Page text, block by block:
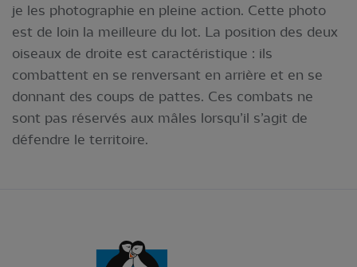
je les photographie en pleine action. Cette photo
est de loin la meilleure du lot. La position des deux
oiseaux de droite est caractéristique : ils
combattent en se renversant en arrière et en se
donnant des coups de pattes. Ces combats ne
sont pas réservés aux mâles lorsqu’il s’agit de
défendre le territoire.